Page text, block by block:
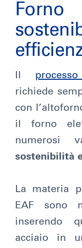
richiede
con
il forno
numerosi
sostenibilità
La materia
EAF sono
inserendo
acciaio in